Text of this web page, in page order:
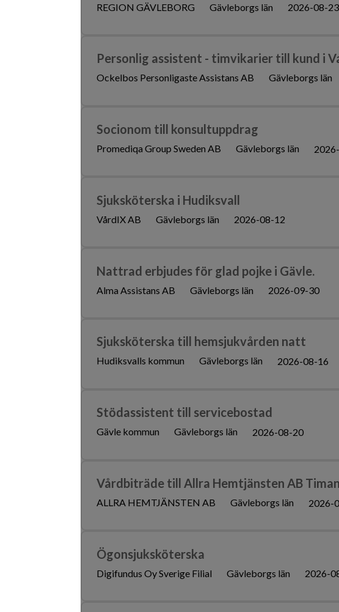
REGION GÄVLEBORG Gävleborgs län 2026-08-23
Personlig assistent - timvikarier till kund i
Ockelbos Personligaste Assistans AB Gävleborgs län
Socionom till konsultuppdrag
Promediqa Group Sweden AB Gävleborgs län
Sjuksköterska i Hudiksvall
VårdIX AB Gävleborgs län 2026-08-12
Nattrad erbjudes för glad pojke i Gävle.
Alma Assistans AB Gävleborgs län 2026-09-30
Sjuksköterska till hemsjukvården natt
Hudiksvalls kommun Gävleborgs län 2026-08-16
Stödassistent till servicebostad
Gävle kommun Gävleborgs län 2026-08-20
Vårdbiträde till Allra Hemtjänsten AB
ALLRA HEMTJÄNSTEN AB Gävleborgs län 2026-
Ögonsjuksköterska
Digifundus Oy Sverige Filial Gävleborgs län 2026-